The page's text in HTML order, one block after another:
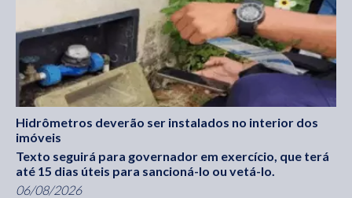
Hidrômetros deverão ser instalados no interior dos
imóveis
Texto seguirá para governador em exercício, que terá
até 15 dias úteis para sancioná-lo ou vetá-lo.
06/08/2026